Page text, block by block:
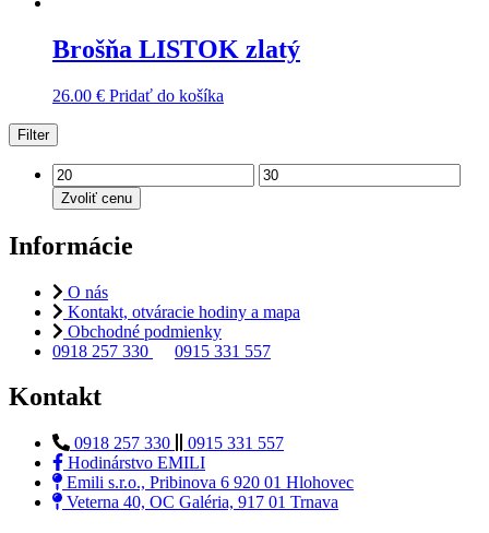
Brošňa LISTOK zlatý
26.00 € Pridať do košíka
Filter
Zvoliť cenu
Informácie
O nás
Kontakt, otváracie hodiny a mapa
Obchodné podmienky
0918 257 330
0915 331 557
Kontakt
0918 257 330
0915 331 557
Hodinárstvo EMILI
Emili s.r.o., Pribinova 6 920 01 Hlohovec
Veterna 40, OC Galéria, 917 01 Trnava